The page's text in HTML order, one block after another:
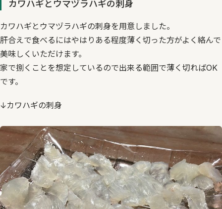
カワハギとウマヅラハギの刺身
カワハギとウマヅラハギの刺身を用意しました。
肝合えで食べるにはやはりある程度薄く切った方がよく絡んで
美味しくいただけます。
家で捌くことを想定しているので出来る範囲で薄く切ればOK
です。
↓カワハギの刺身